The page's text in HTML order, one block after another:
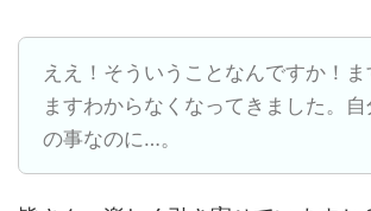
ええ！そういうことなんですか！ま
ますわからなくなってきました。自
の事なのに…。